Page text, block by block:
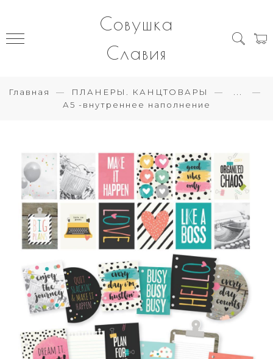
Совушка
Славия
Главная ПЛАНЕРЫ. КАНЦТОВАРЫ
А5 -внутреннее наполнение